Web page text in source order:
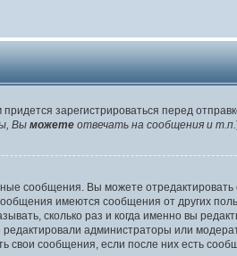
зарегистрироваться перед
Вы можете отвечать на сообщения и т.п.
сообщения. Вы можете
имеются сообщения от других
сколько раз и когда именно вы
администраторы или
свои сообщения, если после них есть